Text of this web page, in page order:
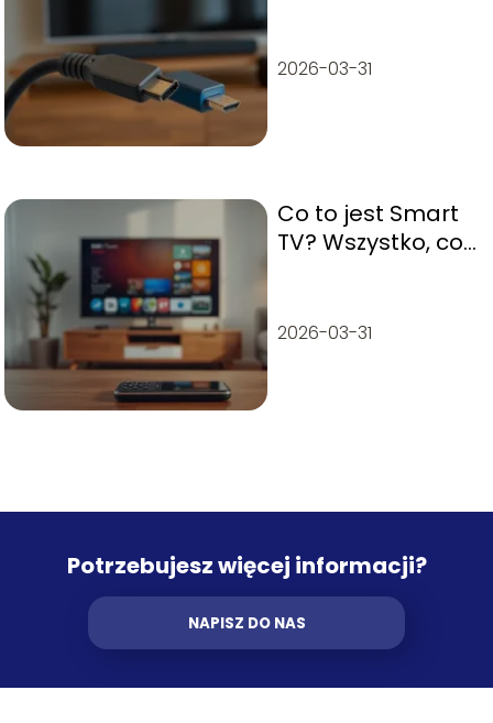
2026-03-31
Co to jest Smart
TV? Wszystko, co
2026-03-31
Potrzebujesz więcej informacji?
NAPISZ DO NAS